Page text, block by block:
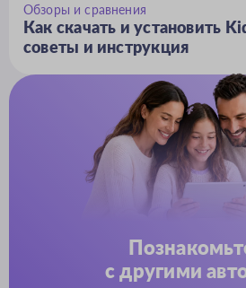
Обзоры и сравнения
Как скачать и установить
советы и инструкция
с другими